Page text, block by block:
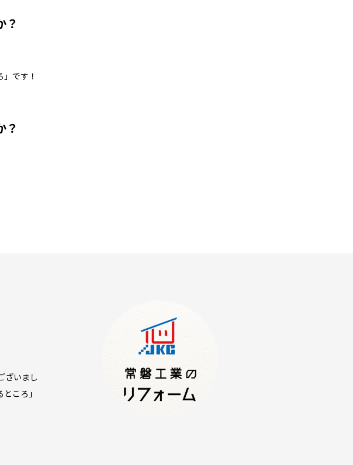
？
です！
？
ざいまし
ころ」